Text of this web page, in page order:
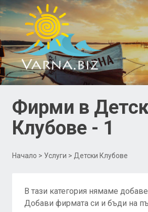
Фирми в
Клубове - 1
Начало > Услуги > Детски Клубове
В тази категория нямаме
Добави фирмата си и бъди на